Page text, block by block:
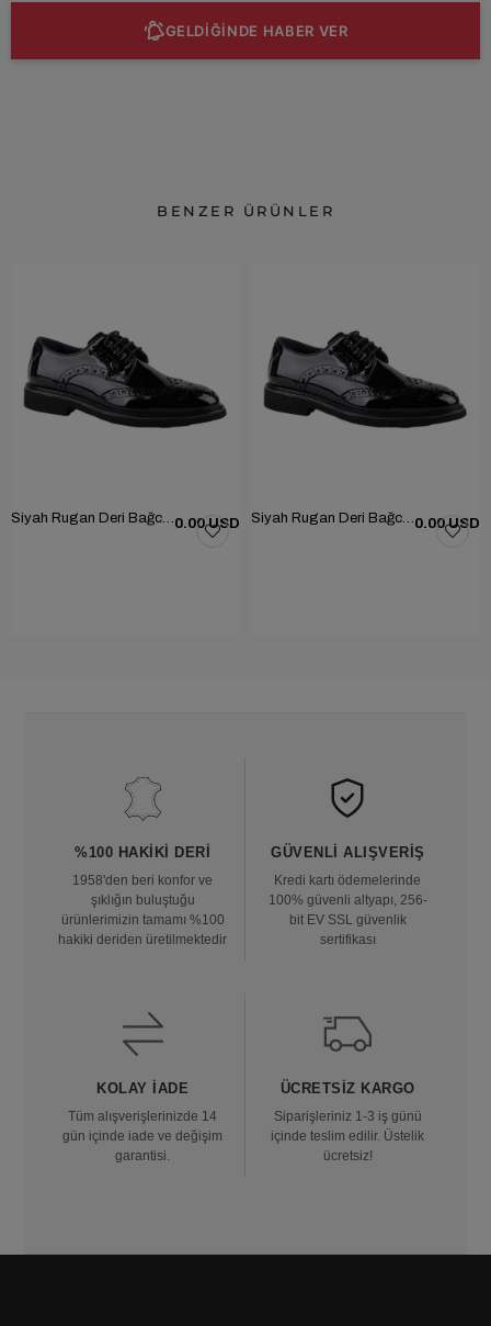
GELDİĞİNDE HABER VER
BENZER ÜRÜNLER
0.00 USD 0.00 USD
%100 HAKIKI DERI
1958'den beri konfor ve
şıklığın buluştuğu
ürünlerimizin tamamı %100
hakiki deriden üretilmektedir
GÜVENLI ALIŞVERIŞ
Kredi kartı ödemelerinde
100% güvenli altyapı, 256-
bit EV SSL güvenlik
sertifikası
KOLAY İADE
Tüm alışverişlerinizde 14
gün içinde iade ve değişim
garantisi.
ÜCRETSIZ KARGO
Siparişleriniz 1-3 iş günü
içinde teslim edilir. Üstelik
ücretsiz!